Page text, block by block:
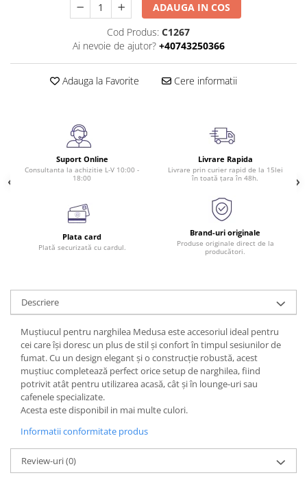
ADAUGA IN COS
Cod Produs: C1267
Ai nevoie de ajutor? +40743250366
Adauga la Favorite Cere informatii
Suport Online
Consultanta la achizitie L-V 10:00 -
18:00
Livrare Rapida
Livrare prin curier rapid de la 15lei
în toată țara în 48h.
Plata card
Plată securizată cu cardul.
Brand-uri originale
Produse originale direct de la
producători.
Descriere
Muștiucul pentru narghilea Medusa este accesoriul ideal pentru
cei care își doresc un plus de stil și confort în timpul sesiunilor de
fumat. Cu un design elegant și o construcție robustă, acest
muștiuc completează perfect orice setup de narghilea, fiind
potrivit atât pentru utilizarea acasă, cât și în lounge-uri sau
cafenele specializate.
Acesta este disponibil in mai multe culori.
Informatii conformitate produs
Review-uri(0)